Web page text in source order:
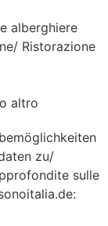
alberghiere
Ristorazione
altro
zu/
sulle